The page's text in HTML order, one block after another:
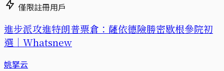
僅限註冊用戶
進步派攻進特朗普票倉：薩依德險勝密歇根參院初
選｜Whatsnew
姚拏云